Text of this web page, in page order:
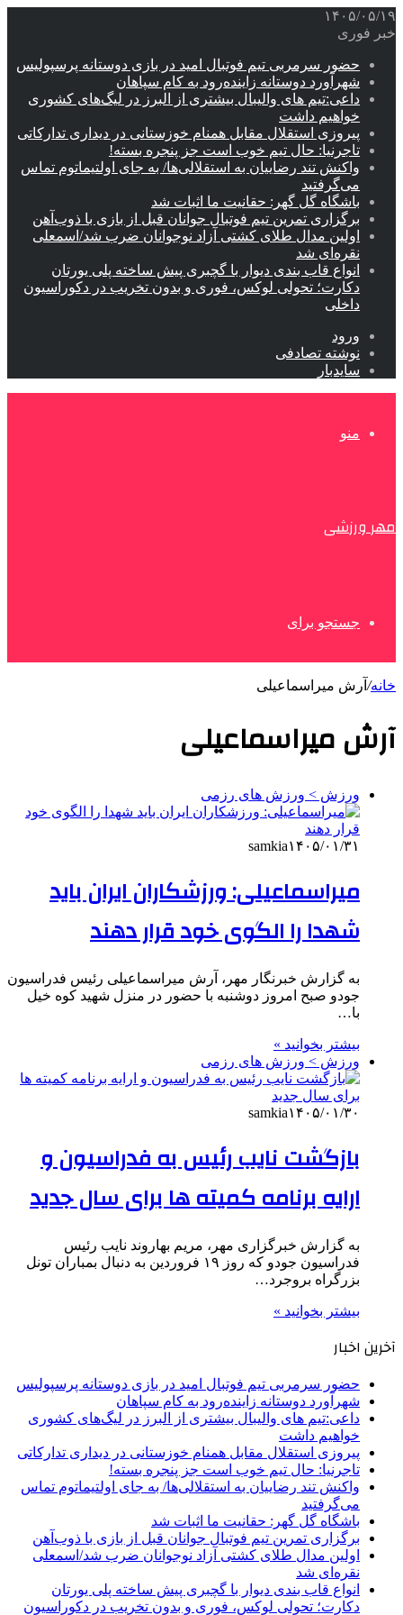
۱۴۰۵/۰۵/۱۹
خبر فوری
حضور سرمربی تیم فوتبال امید در بازی دوستانه پرسپولیس
شهرآورد دوستانه زاینده‌رود به کام سپاهان
داعی:تیم های والیبال بیشتری از البرز در لیگ‌های کشوری
خواهیم داشت
پیروزی استقلال مقابل همنام خوزستانی در دیداری تدارکاتی
تاجرنیا: حال تیم خوب است جز پنجره بسته!
واکنش تند رضاییان به استقلالی‌ها/ به جای اولتیماتوم تماس
می‌گرفتید
باشگاه گل گهر: حقانیت ما اثبات شد
برگزاری تمرین تیم فوتبال جوانان قبل از بازی با ذوب‌آهن
اولین مدال طلای کشتی آزاد نوجوانان ضرب شد/اسمعلی
نقره‌ای شد
انواع قاب بندی دیوار با گچبری پیش ساخته پلی یورتان
دکارت؛ تحولی لوکس، فوری و بدون تخریب در دکوراسیون
داخلی
ورود
نوشته تصادفی
سایدبار
منو
مهر ورزشی
جستجو برای
خانه/ آرش میراسماعیلی
آرش میراسماعیلی
ورزش > ورزش های رزمی
samkia۱۴۰۵/۰۱/۳۱
میراسماعیلی: ورزشکاران ایران باید
شهدا را الگوی خود قرار دهند
به گزارش خبرنگار مهر، آرش میراسماعیلی رئیس فدراسیون
جودو صبح امروز دوشنبه با حضور در منزل شهید کوه خیل
با…
بیشتر بخوانید »
ورزش > ورزش های رزمی
samkia۱۴۰۵/۰۱/۳۰
بازگشت نایب رئیس به فدراسیون و
ارایه برنامه کمیته ها برای سال جدید
به گزارش خبرگزاری مهر، مریم بهاروند نایب رئیس
فدراسیون جودو که روز ۱۹ فروردین به دنبال بمباران تونل
بزرگراه بروجرد…
بیشتر بخوانید »
آخرین اخبار
حضور سرمربی تیم فوتبال امید در بازی دوستانه پرسپولیس
شهرآورد دوستانه زاینده‌رود به کام سپاهان
داعی:تیم های والیبال بیشتری از البرز در لیگ‌های کشوری
خواهیم داشت
پیروزی استقلال مقابل همنام خوزستانی در دیداری تدارکاتی
تاجرنیا: حال تیم خوب است جز پنجره بسته!
واکنش تند رضاییان به استقلالی‌ها/ به جای اولتیماتوم تماس
می‌گرفتید
باشگاه گل گهر: حقانیت ما اثبات شد
برگزاری تمرین تیم فوتبال جوانان قبل از بازی با ذوب‌آهن
اولین مدال طلای کشتی آزاد نوجوانان ضرب شد/اسمعلی
نقره‌ای شد
انواع قاب بندی دیوار با گچبری پیش ساخته پلی یورتان
دکارت؛ تحولی لوکس، فوری و بدون تخریب در دکوراسیون